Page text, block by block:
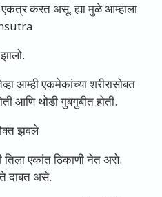
करत असू. ह्या मुळे आम्हाला
आम्ही एकमेकांच्या शरीरासोबत
आणि थोडी गुबगुबीत होती.
झवले
तिला एकांत ठिकाणी नेत असे.
दाबत असे.